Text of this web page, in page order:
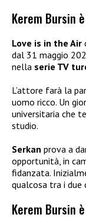
Kerem Bursin
Love is in the Air
dal 31 maggio
nella serie TV
L’attore farà la
uomo ricco. Un
universitaria che
studio.
Serkan prova a
opportunità, in
fidanzata.
qualcosa tra i due
Kerem Bursin è